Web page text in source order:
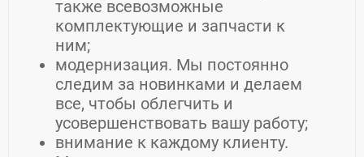
также всевозможные
комплектующие и запчасти к
ним;
модернизация. Мы постоянно
следим за новинками и делаем
все, чтобы облегчить и
усовершенствовать вашу работу;
внимание к каждому клиенту.